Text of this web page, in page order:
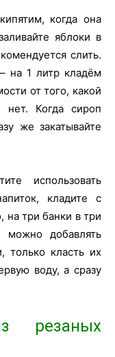
когда она
яблоки в
слить.
на 1 литр кладём
от того, какой
Когда сироп
же закатывайте
использовать
кладите с
на три банки в три
добавлять
только класть их
воду, а сразу
резаных